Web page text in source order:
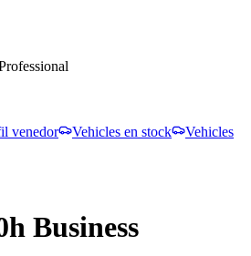
venedor Vehicles en stock
Vehicles
Business